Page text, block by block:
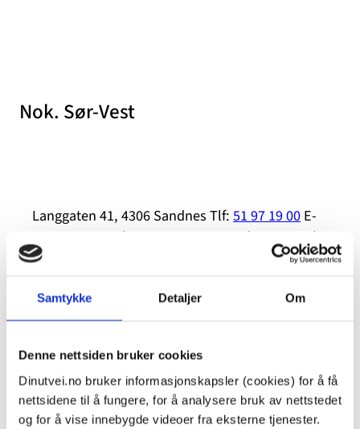
Samtykke Detaljer Om
Denne nettsiden bruker cookies
Dinutvei.no bruker informasjonskapsler (cookies) for å få
nettsidene til å fungere, for å analysere bruk av nettstedet
og for å vise innebygde videoer fra eksterne tjenester.
Nok. Sør-Vest
Langgaten 41, 4306 Sandnes Tlf:51 97 19 00E-
post@nok-sorvest.no Nettsted Kort omtale
av Nok.-sentrene og sentrene mot incest og
Relaterte saker